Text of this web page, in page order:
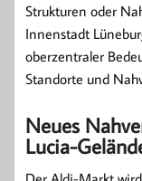
Strukturen oder
Innenstadt
oberzentraler
Standorte und
Neues
Lucia-